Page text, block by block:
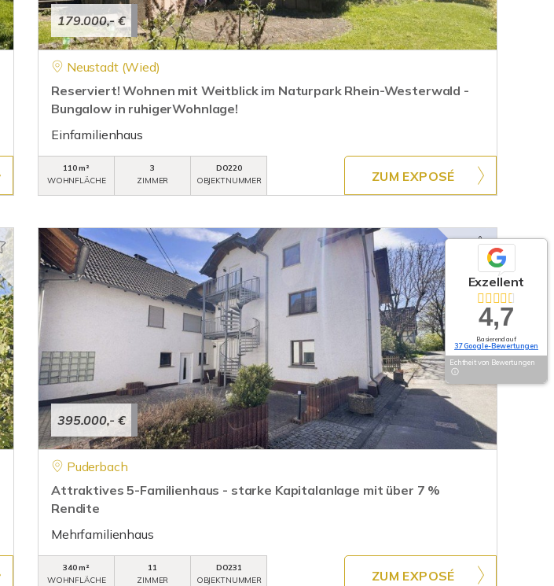
179.000,- €
Neustadt (Wied)
Reserviert! Wohnen mit Weitblick im Naturpark Rhein-Westerwald -
Bungalow in ruhigerWohnlage!
Einfamilienhaus
110 m²
WOHNFLÄCHE
3
ZIMMER
DO220
OBJEKTNUMMER
ZUM EXPOSÉ
395.000,- €
Puderbach
Attraktives 5-Familienhaus - starke Kapitalanlage mit über 7 %
Rendite
Mehrfamilienhaus
340 m²
WOHNFLÄCHE
11
ZIMMER
DO231
OBJEKTNUMMER
ZUM EXPOSÉ
Exzellent
4,7
Basierend auf
37 Google-Bewertungen
Echtheit von Bewertungen